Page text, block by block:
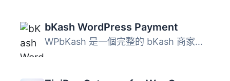
bKash WordPress Payment
WPbKash 是一個完整的 bKash 商家付款解決方案，適用於 WooCo...